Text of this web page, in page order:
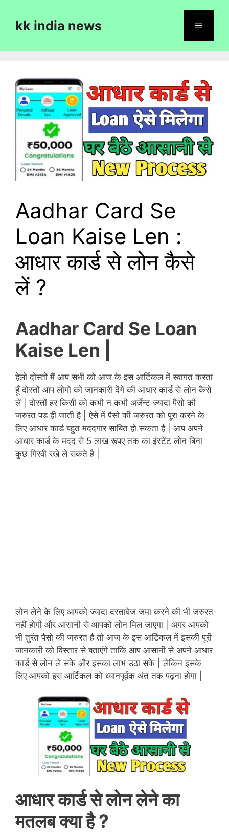
contentkk india news
Aadhar Card Se
Loan Kaise Len :
आधार कार्ड से लोन कैसे
लें ?
Aadhar Card Se Loan
Kaise Len |
हेलो दोस्तों मैं आप सभी को आज के इस आर्टिकल में स्वागत करता
हूँ दोस्तों आप लोगो को जानकारी देंगे की आधार कार्ड से लोन कैसे
लें | दोस्तों हर किसी को कभी न कभी अर्जेन्ट ज्यादा पैसो की
जरुरत पड़ ही जाती है | ऐसे में पैसो की जरुरत को पूरा करने के
लिए आधार कार्ड बहुत मददगार साबित हो सकता है | आप अपने
आधार कार्ड के मदद से 5 लाख रूपए तक का इंस्टेंट लोन बिना
कुछ गिरवी रखे ले सकते है |
लोन लेने के लिए आपको ज्यादा दस्तावेज जमा करने की भी जरुरत
नहीं होगी और आसानी से आपको लोन मिल जाएगा | अगर आपको
भी तुरंत पैसो की जरुरत है तो आज के इस आर्टिकल में इसकी पूरी
जानकारी को विस्तार से बताएंगे ताकि आप आसानी से अपने आधार
कार्ड से लोन ले सके और इसका लाभ उठा सके | लेकिन इसके
लिए आपको इस आर्टिकल को ध्यानपूर्वक अंत तक पढ़ना होगा |
आधार कार्ड से लोन लेने का
मतलब क्या है ?